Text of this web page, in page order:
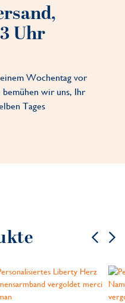
Uhr
Wochentag vor
bemühen wir uns, Ihr
Tages